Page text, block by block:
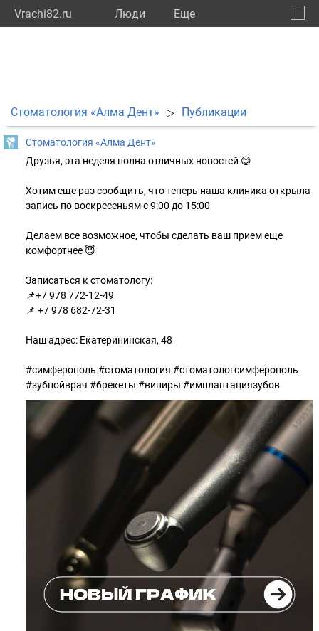
Vrachi82.ru Люди Eще
Стоматология «Алма Дент» ▷ Публикации
Стоматология «Алма Дент»
Друзья, эта неделя полна отличных новостей 😊
Хотим еще раз сообщить, что теперь наша клиника открыла
запись по воскресеньям с 9:00 до 15:00
Делаем все возможное, чтобы сделать ваш прием еще
комфортнее 😇
Записаться к стоматологу:
📌+7 978 772-12-49
📌 +7 978 682-72-31
Наш адрес: Екатерининская, 48
#симферополь #стоматология #стоматологсимферополь
#зубнойврач #брекеты #виниры #имплантациязубов